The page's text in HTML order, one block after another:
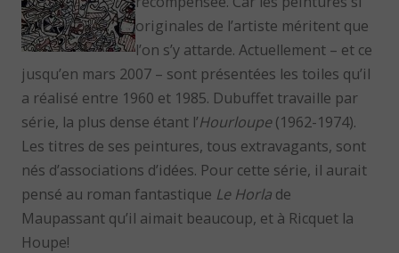
originales de l’artiste méritent que
l’on s’y attarde. Actuellement – et ce
jusqu’en mars 2007 – sont présentées les toiles qu’il
a réalisé entre 1960 et 1985. Dubuffet travaille par
série, la plus dense étant l’Hourloupe(1962-1974).
Les titres de ses peintures, tous extravagants, sont
nés d’associations d’idées. Pour cette série, il aurait
pensé au roman fantastique Le Horla de
Maupassant qu’il aimait beaucoup, et à Ricquet la
Houpe!